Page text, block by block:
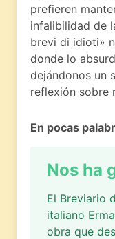
prefieren
infalibilidad de
brevi di idioti»
donde lo
dejándonos un
reflexión sobre
En pocas
Nos ha
El Breviario
italiano
obra que